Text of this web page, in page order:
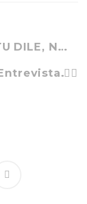
SI LA VIDA TE DICE NO, TU DILE, NO NI NÁ